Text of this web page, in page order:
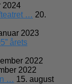
2024
… 20.
2023
årets
2022
2022
… 15. august